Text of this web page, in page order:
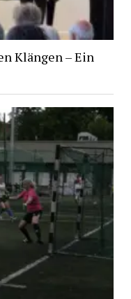
Klängen – Ein